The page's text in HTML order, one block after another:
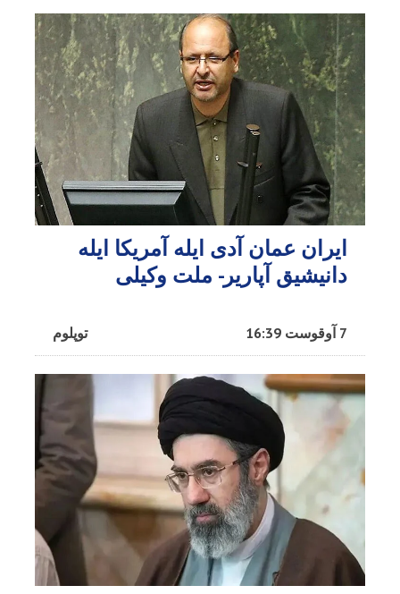
ایران عمان آدی ایله آمریکا ایله
دانیشیق آپاریر- ملت وکیلی
توپلوم 7 آوقوست 16:39